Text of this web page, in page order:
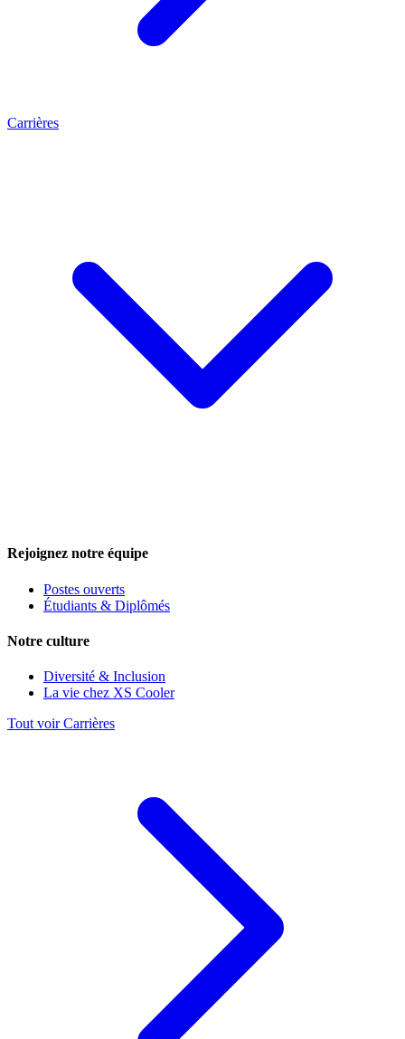
Carrières
Rejoignez notre équipe
Postes ouverts
Étudiants & Diplômés
Notre culture
Diversité & Inclusion
La vie chez XS Cooler
Tout voir Carrières